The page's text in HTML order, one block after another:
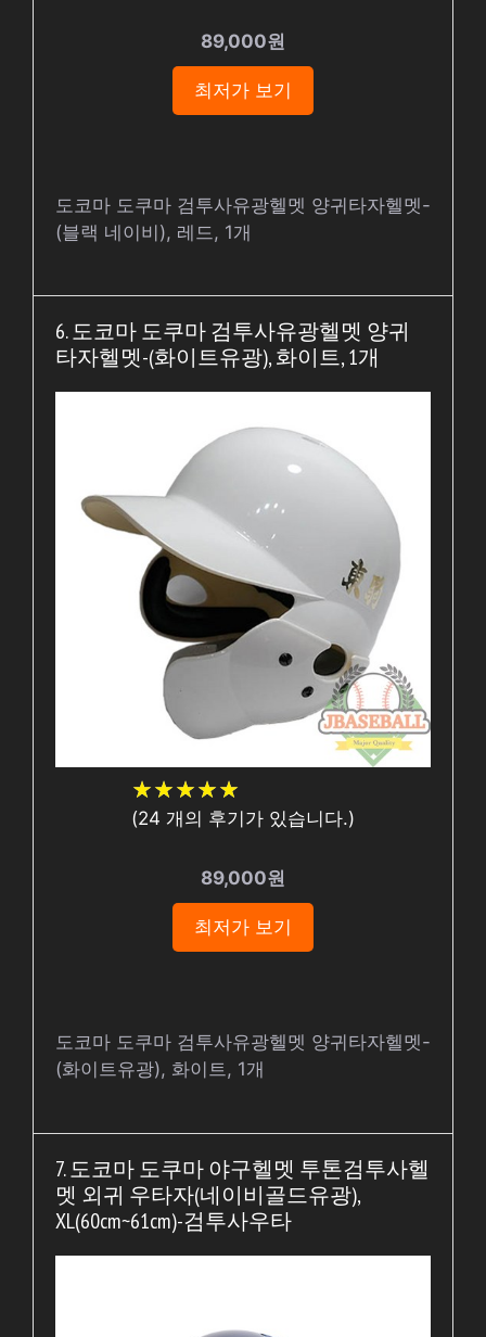
89,000원
최저가 보기
도코마 도쿠마 검투사유광헬멧 양귀타자헬멧-
(블랙 네이비), 레드, 1개
6. 도코마 도쿠마 검투사유광헬멧 양귀
타자헬멧-(화이트유광), 화이트, 1개
★★★★★
★★★★★
(24 개의 후기가 있습니다.)
89,000원
최저가 보기
도코마 도쿠마 검투사유광헬멧 양귀타자헬멧-
(화이트유광), 화이트, 1개
7. 도코마 도쿠마 야구헬멧 투톤검투사헬
멧 외귀 우타자(네이비골드유광),
XL(60cm~61cm)-검투사우타